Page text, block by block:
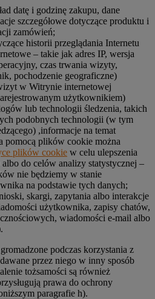
datę i godzinę zakupu, dane
szczegółowe dotyczące produktu i
zamówień;
historii przeglądania Internetu
– takie jak adres IP, wersja
czas trwania wizyty,
pochodzenie geograficzne)
w Witrynie internetowej
użytkownikiem)
lub technologii śledzenia, takich
podobnych technologii (w tym
,informacje na temat
pomocą plików cookie można
plików cookie w celu ulepszenia
albo do celów analizy statystycznej –
nie będziemy w stanie
na podstawie tych danych;
skargi, zapytania albo interakcje
użytkownika, zapisy chatów,
wiadomości e-mail albo
podczas korzystania z
przez niego w inny sposób
tożsamości są również
prawa do ochrony
paragrafie h).